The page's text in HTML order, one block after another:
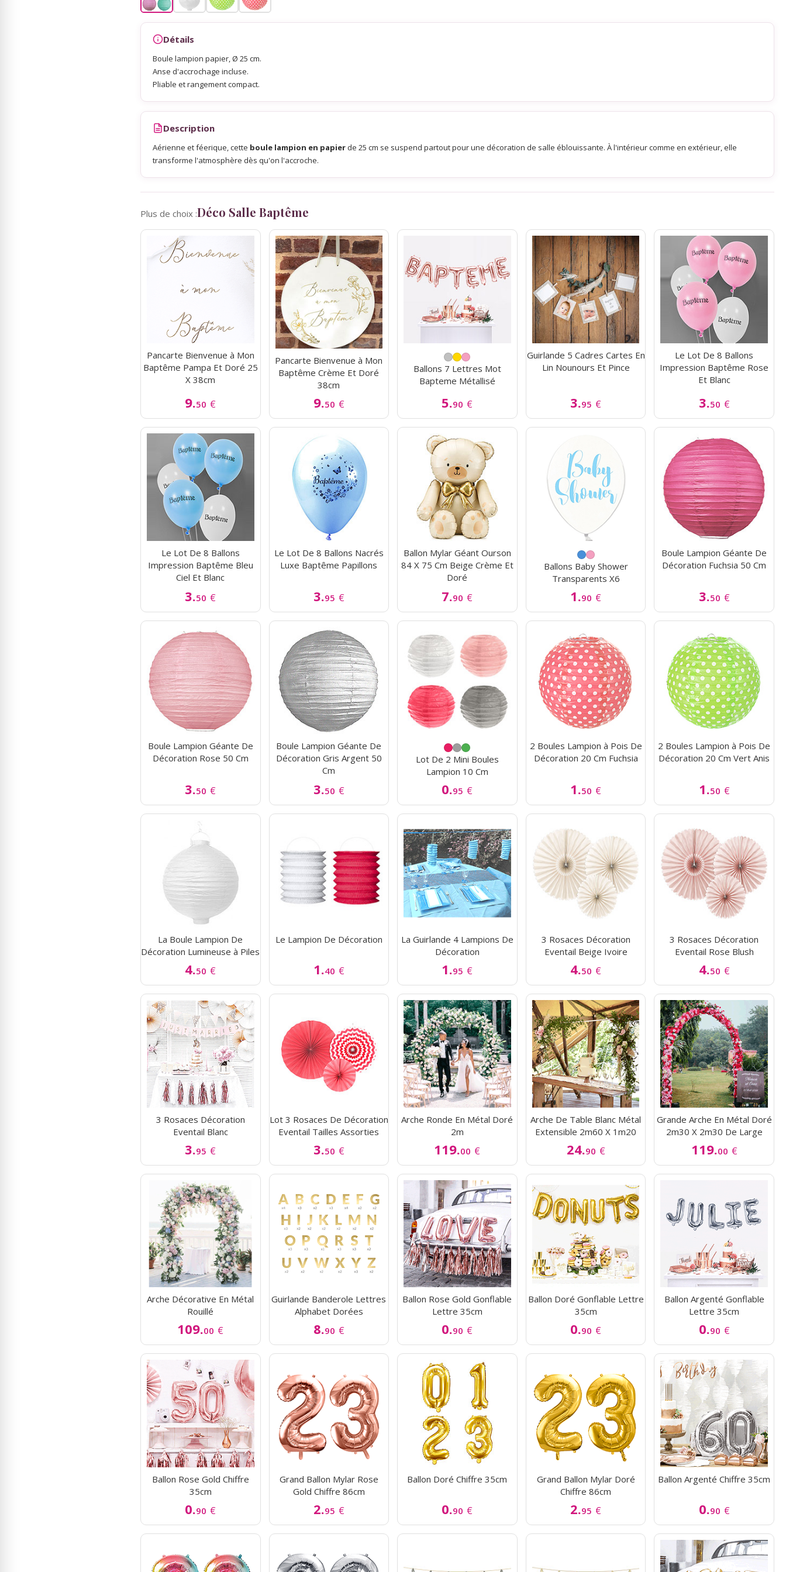
Scrapbooking, Loisirs Créatifs
Détails
Boule lampion papier, Ø 25 cm.
Anse d'accrochage incluse.
Pliable et rangement compact.
Description
Aérienne et féerique, cette boule lampion en papier de 25 cm se suspend partout pour une décoration de salle éblouissante. À l'intérieur comme en extérieur, elle
transforme l'atmosphère dès qu'on l'accroche.
Plus de choix :Déco Salle Baptême
Pancarte Bienvenue à Mon
Baptême Pampa Et Doré 25
X 38cm
9.50 €
Pancarte Bienvenue à Mon
Baptême Crème Et Doré
38cm
9.50 €
Ballons 7 Lettres Mot
Bapteme Métallisé
5.90 €
Guirlande 5 Cadres Cartes En
Lin Nounours Et Pince
3.95 €
Le Lot De 8 Ballons
Impression Baptême Rose
Et Blanc
3.50 €
Le Lot De 8 Ballons
Impression Baptême Bleu
Ciel Et Blanc
3.50 €
Le Lot De 8 Ballons Nacrés
Luxe Baptême Papillons
3.95 €
Ballon Mylar Géant Ourson
84 X 75 Cm Beige Crème Et
Doré
7.90 €
Ballons Baby Shower
Transparents X6
1.90 €
Boule Lampion Géante De
Décoration Fuchsia 50 Cm
3.50 €
Boule Lampion Géante De
Décoration Rose 50 Cm
3.50 €
Boule Lampion Géante De
Décoration Gris Argent 50
Cm
3.50 €
Lot De 2 Mini Boules
Lampion 10 Cm
0.95 €
2 Boules Lampion à Pois De
Décoration 20 Cm Fuchsia
1.50 €
2 Boules Lampion à Pois De
Décoration 20 Cm Vert Anis
1.50 €
La Boule Lampion De
Décoration Lumineuse à Piles
4.50 €
Le Lampion De Décoration
1.40 €
La Guirlande 4 Lampions De
Décoration
1.95 €
3 Rosaces Décoration
Eventail Beige Ivoire
4.50 €
3 Rosaces Décoration
Eventail Rose Blush
4.50 €
3 Rosaces Décoration
Eventail Blanc
3.95 €
Lot 3 Rosaces De Décoration
Eventail Tailles Assorties
3.50 €
Arche Ronde En Métal Doré
2m
119.00 €
Arche De Table Blanc Métal
Extensible 2m60 X 1m20
24.90 €
Grande Arche En Métal Doré
2m30 X 2m30 De Large
119.00 €
Arche Décorative En Métal
Rouillé
109.00 €
Guirlande Banderole Lettres
Alphabet Dorées
8.90 €
Ballon Rose Gold Gonflable
Lettre 35cm
0.90 €
Ballon Doré Gonflable Lettre
35cm
0.90 €
Ballon Argenté Gonflable
Lettre 35cm
0.90 €
Ballon Rose Gold Chiffre
35cm
0.90 €
Grand Ballon Mylar Rose
Gold Chiffre 86cm
2.95 €
Ballon Doré Chiffre 35cm
0.90 €
Grand Ballon Mylar Doré
Chiffre 86cm
2.95 €
Ballon Argenté Chiffre 35cm
0.90 €